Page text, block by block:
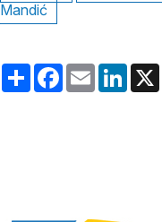
Mandić
ShareFacebook
Email